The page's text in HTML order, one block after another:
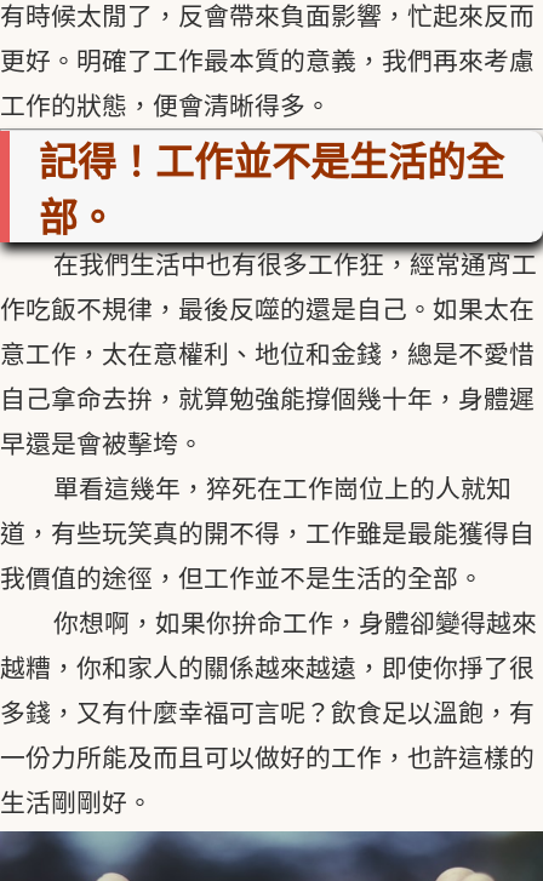
有時候太閒了，反會帶來負面影響，忙起來反而
更好。明確了工作最本質的意義，我們再來考慮
工作的狀態，便會清晰得多。
記得！工作並不是生活的全
部。
在我們生活中也有很多工作狂，經常通宵工
作吃飯不規律，最後反噬的還是自己。如果太在
意工作，太在意權利、地位和金錢，總是不愛惜
自己拿命去拚，就算勉強能撐個幾十年，身體遲
早還是會被擊垮。
單看這幾年，猝死在工作崗位上的人就知
道，有些玩笑真的開不得，工作雖是最能獲得自
我價值的途徑，但工作並不是生活的全部。
你想啊，如果你拚命工作，身體卻變得越來
越糟，你和家人的關係越來越遠，即使你掙了很
多錢，又有什麼幸福可言呢？飲食足以溫飽，有
一份力所能及而且可以做好的工作，也許這樣的
生活剛剛好。